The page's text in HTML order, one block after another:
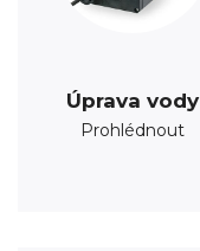
Úprava vody
Prohlédnout